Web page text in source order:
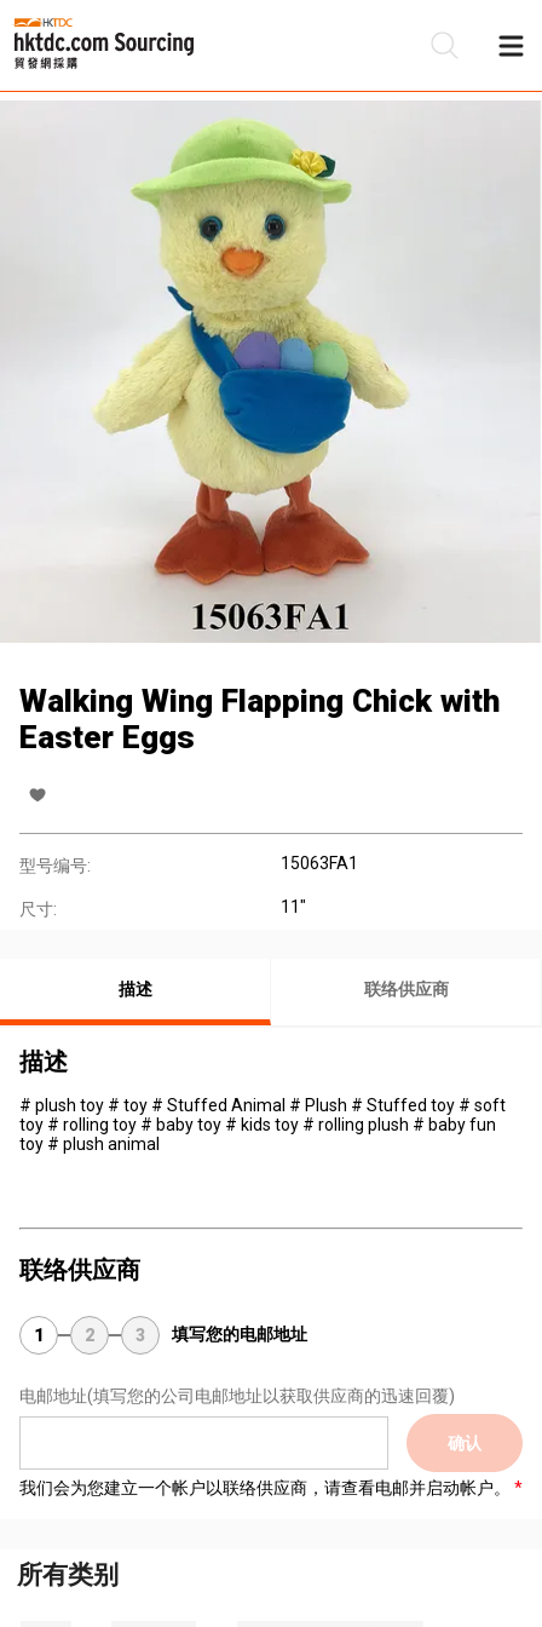
Walking Wing Flapping Chick with
Easter Eggs
型号编号: 15063FA1
尺寸: 11"
描述 联络供应商
描述
# plush toy # toy # Stuffed Animal # Plush # Stuffed toy # soft
toy # rolling toy # baby toy # kids toy # rolling plush # baby fun
toy # plush animal
联络供应商
1 2 3 填写您的电邮地址
电邮地址(填写您的公司电邮地址以获取供应商的迅速回覆)
确认
我们会为您建立一个帐户以联络供应商，请查看电邮并启动帐户。
所有类别